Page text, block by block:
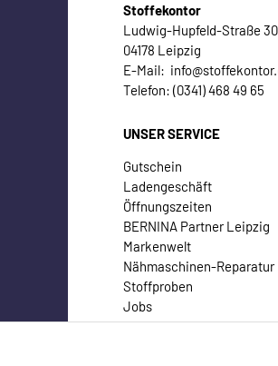
Stoffekontor
Ludwig-Hupfeld-Straße 30
04178 Leipzig
E-Mail:
Telefon: (0341) 468 49 65
UNSER SERVICE
Gutschein
Ladengeschäft
Öffnungszeiten
BERNINA Partner Leipzig
Markenwelt
Nähmaschinen-Reparatur
Stoffproben
Jobs
Kontakt